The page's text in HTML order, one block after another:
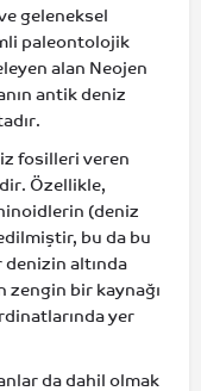
geleneksel
paleontolojik
alan Neojen
antik deniz
fosilleri veren
Özellikle,
(deniz
bu da bu
altında
zengin bir kaynağı
yer
da dahil olmak